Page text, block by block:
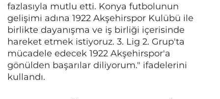
fazlasıyla mutlu etti. Konya futbolunun
gelişimi adına 1922 Akşehirspor Kulübü ile
birlikte dayanışma ve iş birliği içerisinde
hareket etmek istiyoruz. 3. Lig 2. Grup'ta
mücadele edecek 1922 Akşehirspor'a
gönülden başarılar diliyorum." ifadelerini
kullandı.